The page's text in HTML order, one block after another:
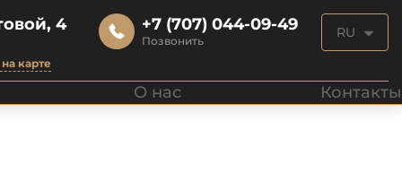
4
карте
+7 (707) 044-09-49
Позвонить
RU
О нас Контакты